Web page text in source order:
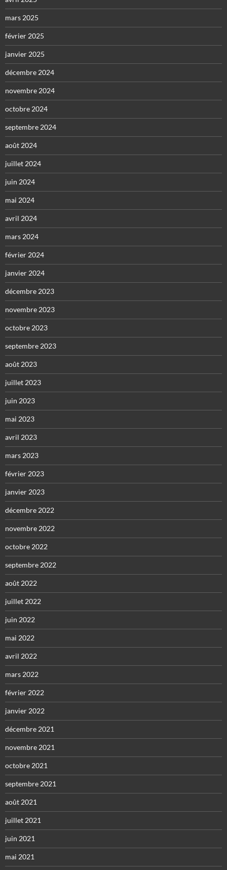
mars 2025
février 2025
janvier 2025
décembre 2024
novembre 2024
octobre 2024
septembre 2024
août 2024
juillet 2024
juin 2024
mai 2024
avril 2024
mars 2024
février 2024
janvier 2024
décembre 2023
novembre 2023
octobre 2023
septembre 2023
août 2023
juillet 2023
juin 2023
mai 2023
avril 2023
mars 2023
février 2023
janvier 2023
décembre 2022
novembre 2022
octobre 2022
septembre 2022
août 2022
juillet 2022
juin 2022
mai 2022
avril 2022
mars 2022
février 2022
janvier 2022
décembre 2021
novembre 2021
octobre 2021
septembre 2021
août 2021
juillet 2021
juin 2021
mai 2021